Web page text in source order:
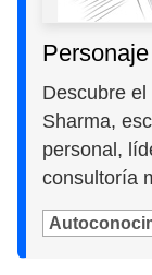
Descubre
Sharma,
personal,
consultoría